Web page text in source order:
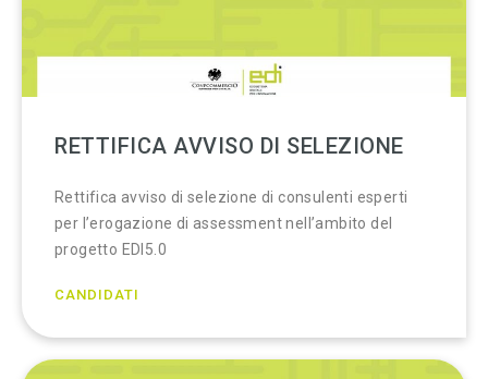
RETTIFICA AVVISO DI SELEZIONE
Rettifica avviso di selezione di consulenti esperti
per l’erogazione di assessment nell’ambito del
progetto EDI5.0
CANDIDATI